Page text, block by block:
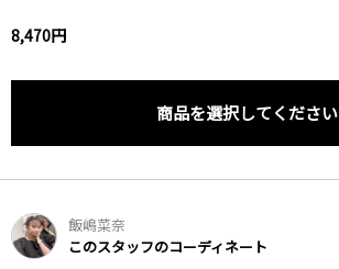
8,470円
商品を選択してください
飯嶋菜奈
このスタッフのコーディネート